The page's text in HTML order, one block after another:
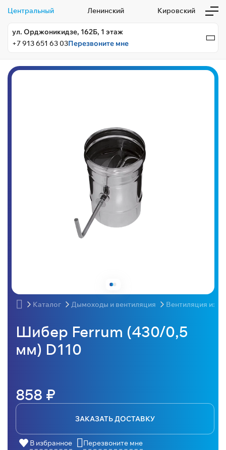
Центральный Ленинский Кировский
ул. Орджоникидзе, 162Б, 1 этаж
+7 913 651 63 03Перезвоните мне
Каталог Дымоходы и вентиляция Вентиляция из
Шибер Ferrum (430/0,5
мм) D110
858 ₽
ЗАКАЗАТЬ ДОСТАВКУ
В избранное Перезвоните мне